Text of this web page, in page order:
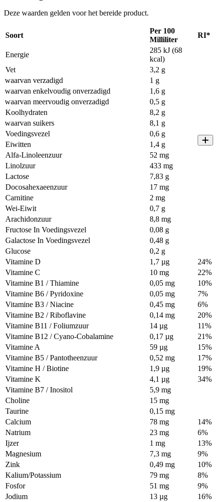
Deze waarden gelden voor het bereide product.
Soort
Per 100
Milliliter
RI*
Energie
285 kJ (68
kcal)
Vet
3,2 g
waarvan verzadigd
1 g
waarvan enkelvoudig onverzadigd
1,6 g
waarvan meervoudig onverzadigd
0,5 g
Koolhydraten
8,2 g
waarvan suikers
8,1 g
Voedingsvezel
0,6 g
Eiwitten
1,4 g
Alfa-Linoleenzuur
52 mg
Linolzuur
433 mg
Lactose
7,83 g
Docosahexaeenzuur
17 mg
Carnitine
2 mg
Wei-Eiwit
0,7 g
Arachidonzuur
8,8 mg
Fructose In Voedingsvezel
0,08 g
Galactose In Voedingsvezel
0,48 g
Glucose
0,2 g
Vitamine D
1,7 µg
24%
Vitamine C
10 mg
22%
Vitamine B1 / Thiamine
0,05 mg
10%
Vitamine B6 / Pyridoxine
0,05 mg
7%
Vitamine B3 / Niacine
0,45 mg
6%
Vitamine B2 / Riboflavine
0,14 mg
20%
Vitamine B11 / Foliumzuur
14 µg
11%
Vitamine B12 / Cyano-Cobalamine
0,17 µg
21%
Vitamine A
59 µg
15%
Vitamine B5 / Pantotheenzuur
0,52 mg
17%
Vitamine H / Biotine
1,9 µg
19%
Vitamine K
4,1 µg
34%
Vitamine B7 / Inositol
5,9 mg
Choline
15 mg
Taurine
0,15 mg
Calcium
78 mg
14%
Natrium
23 mg
6%
Ijzer
1 mg
13%
Magnesium
7,3 mg
9%
Zink
0,49 mg
10%
Kalium/Potassium
79 mg
8%
Fosfor
51 mg
9%
Jodium
13 µg
16%